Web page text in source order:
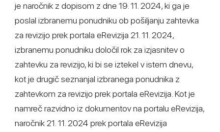
je naročnik z dopisom z dne 19. 11. 2024, ki ga je
poslal izbranemu ponudniku ob pošiljanju zahtevka
za revizijo prek portala eRevizija 21. 11. 2024,
izbranemu ponudniku določil rok za izjasnitev o
zahtevku za revizijo, ki bi se iztekel v istem dnevu,
kot je drugič seznanjal izbranega ponudnika z
zahtevkom za revizijo prek portala eRevizija. Kot je
namreč razvidno iz dokumentov na portalu eRevizija,
naročnik 21. 11. 2024 prek portala eRevizija